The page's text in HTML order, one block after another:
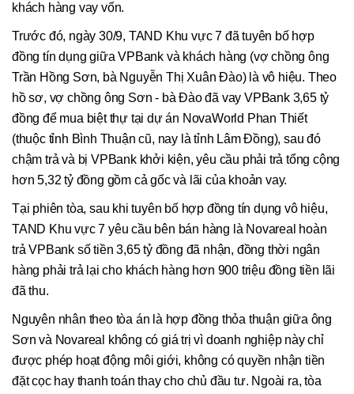
khách hàng vay vốn.
Trước đó, ngày 30/9, TAND Khu vực 7 đã tuyên bố hợp
đồng tín dụng giữa VPBank và khách hàng (vợ chồng ông
Trần Hồng Sơn, bà Nguyễn Thị Xuân Đào) là vô hiệu. Theo
hồ sơ, vợ chồng ông Sơn - bà Đào đã vay VPBank 3,65 tỷ
đồng để mua biệt thự tại dự án NovaWorld Phan Thiết
(thuộc tỉnh Bình Thuận cũ, nay là tỉnh Lâm Đồng), sau đó
chậm trả và bị VPBank khởi kiện, yêu cầu phải trả tổng cộng
hơn 5,32 tỷ đồng gồm cả gốc và lãi của khoản vay.
Tại phiên tòa, sau khi tuyên bố hợp đồng tín dụng vô hiệu,
TAND Khu vực 7 yêu cầu bên bán hàng là Novareal hoàn
trả VPBank số tiền 3,65 tỷ đồng đã nhận, đồng thời ngân
hàng phải trả lại cho khách hàng hơn 900 triệu đồng tiền lãi
đã thu.
Nguyên nhân theo tòa án là hợp đồng thỏa thuận giữa ông
Sơn và Novareal không có giá trị vì doanh nghiệp này chỉ
được phép hoạt động môi giới, không có quyền nhận tiền
đặt cọc hay thanh toán thay cho chủ đầu tư. Ngoài ra, tòa